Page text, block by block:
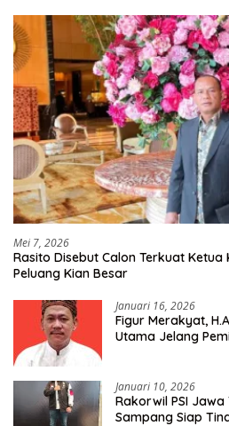
Mei 7, 2026
Rasito Disebut Calon Terkuat
Peluang Kian Besar
Januari 16, 2026
Figur Merakyat,
Utama Jelang
Januari 10, 2026
Rakorwil PSI Jawa
Sampang Siap